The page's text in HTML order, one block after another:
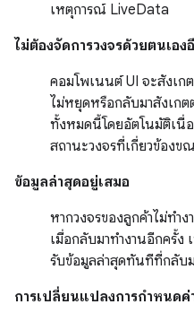
เหตุการณ์ LiveData
ไม่ต้องจัดการวงจรด้วยตนเอง
คอมโพเนนต์ UI จะสังเก
ไม่หยุดหรือกลับมาสังเก
ทั้งหมดนี้โดยอัตโนมัติเนื่
สถานะวงจรที่เกี่ยวข้องข
ข้อมูลล่าสุดอยู่เสมอ
หากวงจรของลูกค้าไม่ทำ
เมื่อกลับมาทำงานอีกครั้ง
รับข้อมูลล่าสุดทันทีที่กลับ
การเปลี่ยนแปลงการกําหนดค่